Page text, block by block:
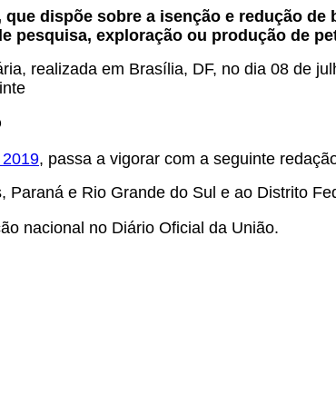
que dispõe sobre a isenção e redução de
pesquisa, exploração ou produção de
realizada em Brasília, DF, no dia 08 de
, passa a vigorar com a seguinte
e Rio Grande do Sul e ao Distrito
nacional no Diário Oficial da União.